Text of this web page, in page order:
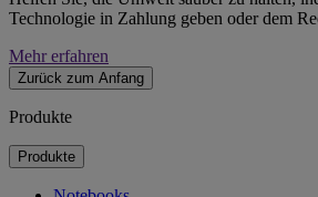
Technologie in Zahlung geben oder dem
Mehr erfahren
Zurück zum Anfang
Produkte
Produkte